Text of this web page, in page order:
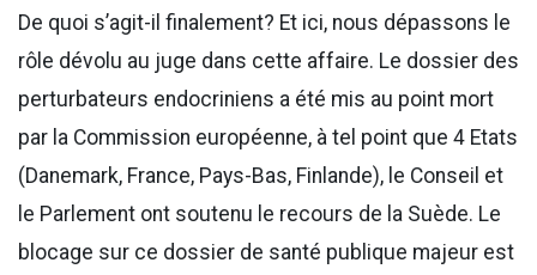
De quoi s’agit-il finalement? Et ici, nous dépassons le
rôle dévolu au juge dans cette affaire. Le dossier des
perturbateurs endocriniens a été mis au point mort
par la Commission européenne, à tel point que 4 Etats
(Danemark, France, Pays-Bas, Finlande), le Conseil et
le Parlement ont soutenu le recours de la Suède. Le
blocage sur ce dossier de santé publique majeur est